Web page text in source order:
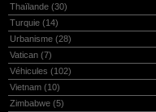
Thaïlande (30)
Turquie (14)
Urbanisme (28)
Vatican (7)
Véhicules (102)
Vietnam (10)
Zimbabwe (5)